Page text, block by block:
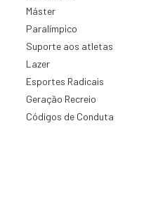
Máster
Paralímpico
Suporte aos atletas
Lazer
Esportes Radicais
Geração Recreio
Códigos de Conduta